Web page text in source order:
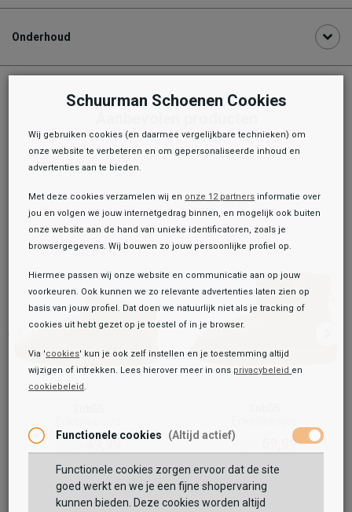
Onze winkelvoorraad
Enkellaarsjes
79,99
69,99
Maat:
Onderhoud
49,99
69,99
59,99
Toegevoegd aan je winkeltas!
Schuurman Schoenen Cookies
Wij gebruiken cookies (en daarmee vergelijkbare technieken) om
onze website te verbeteren en om gepersonaliseerde inhoud en
advertenties aan te bieden.
Met deze cookies verzamelen wij en onze 12 partners informatie over
jou en volgen we jouw internetgedrag binnen, en mogelijk ook buiten
onze website aan de hand van unieke identificatoren, zoals je
browsergegevens. Wij bouwen zo jouw persoonlijke profiel op.
Hiermee passen wij onze website en communicatie aan op jouw
voorkeuren. Ook kunnen we zo relevante advertenties laten zien op
basis van jouw profiel. Dat doen we natuurlijk niet als je tracking of
cookies uit hebt gezet op je toestel of in je browser.
Via 'cookies' kun je ook zelf instellen en je toestemming altijd
wijzigen of intrekken. Lees hierover meer in ons privacybeleid en
cookiebeleid.
Functionele cookies (Altijd actief)
Functionele cookies zorgen ervoor dat de site
goed werkt en we je een fijne shopervaring
kunnen bieden. Deze cookies worden altijd